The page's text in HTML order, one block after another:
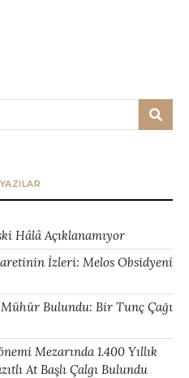
Hâlâ Açıklanamıyor
İzleri: Melos Obsidyeni
Mühür Bulundu: Bir Tunç Çağı
Mezarında 1.400 Yıllık
At Başlı Çalgı Bulundu